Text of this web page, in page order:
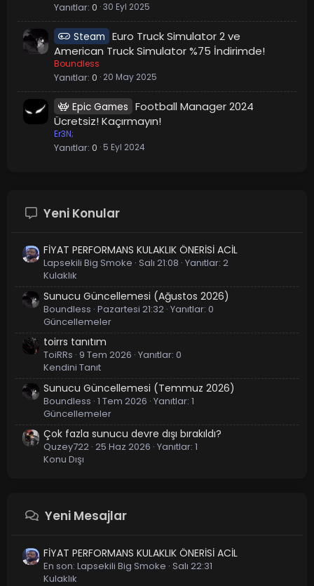
l
Yanıtlar 0 30 Eyl 2025
Steam Euro Truck Simulator 2 ve
American Truck Simulator %75 İndirimde!
Boundless
Yanıtlar 0 20 May 2025
Epic Games Football Manager 2024
Ücretsiz! Kaçırmayın!
Er3N;
Yanıtlar 0 5 Eyl 2024
Yeni Konular
FİYAT PERFORMANS KULAKLIK ÖNERİSİ ACİL
Lapsekili Big Smoke Salı 21:08 Yanıtlar: 2
Kulaklık
Sunucu Güncellemesi (Ağustos 2026)
Boundless Pazartesi 21:32 Yanıtlar: 0
Güncellemeler
toirrs tanıtım
ToiRRs 9 Tem 2026 Yanıtlar: 0
Kendini Tanıt
Sunucu Güncellemesi (Temmuz 2026)
Boundless 1 Tem 2026 Yanıtlar: 1
Güncellemeler
Çok fazla sunucu devre dışı bırakıldı?
Quzey722 25 Haz 2026 Yanıtlar: 1
Konu Dışı
Yeni Mesajlar
FİYAT PERFORMANS KULAKLIK ÖNERİSİ ACİL
En son: Lapsekili Big Smoke Salı 22:31
Kulaklık